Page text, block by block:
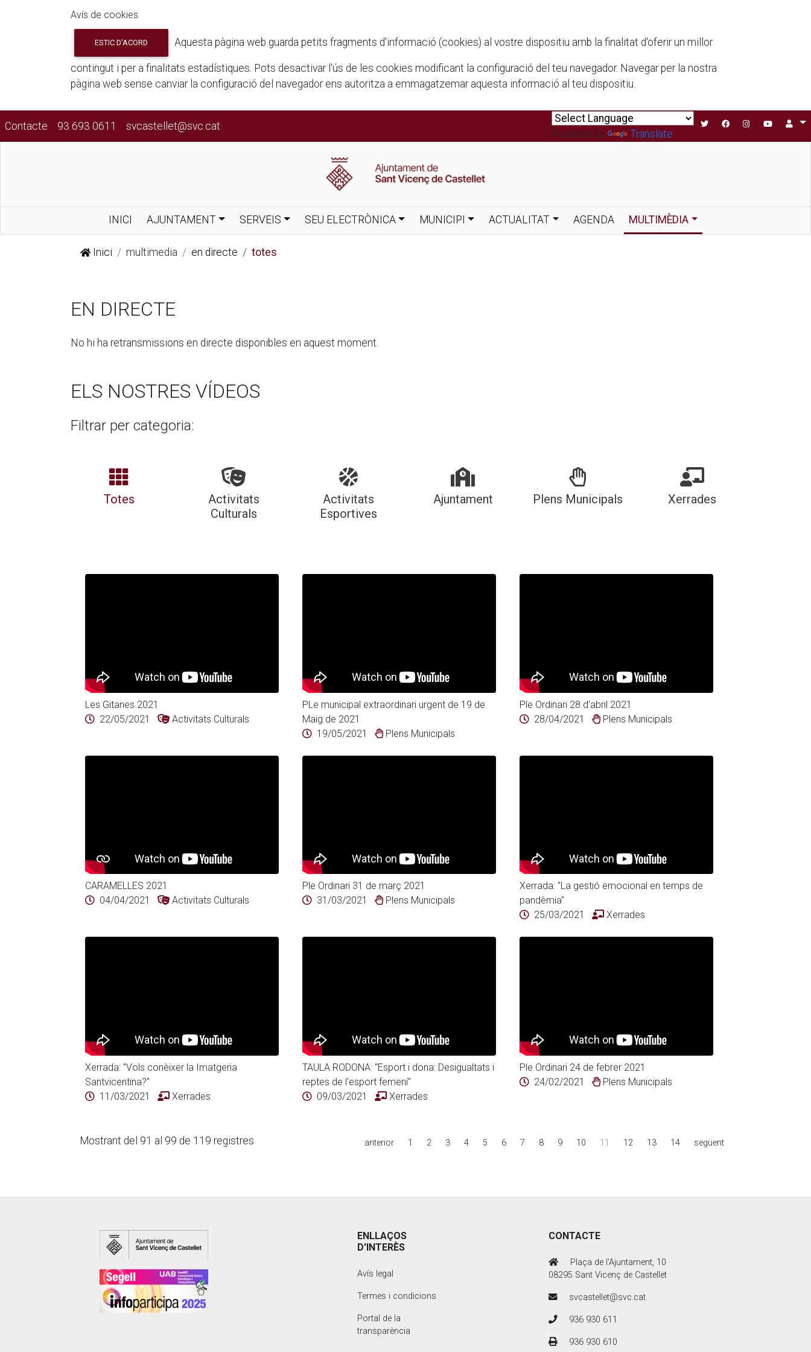
Avís de cookies
ESTIC D'ACORD Aquesta pàgina web guarda petits fragments d'informació (cookies) al vostre dispositiu amb la finalitat d'oferir un millor
contingut i per a finalitats estadístiques. Pots desactivar l'ús de les cookies modificant la configuració del teu navegador. Navegar per la nostra
pàgina web sense canviar la configuració del navegador ens autoritza a emmagatzemar aquesta informació al teu dispositiu.
Contacte 93 693 0611 svcastellet@svc.cat
Powered by Translate
INICI AJUNTAMENT SERVEIS SEU ELECTRÒNICA MUNICIPI ACTUALITAT AGENDA MULTIMÈDIA
Inici multimedia en directe totes
EN DIRECTE
No hi ha retransmissions en directe disponibles en aquest moment.
ELS NOSTRES VÍDEOS
Filtrar per categoria:
Totes
Activitats
Culturals
Activitats
Esportives
Ajuntament Plens Municipals Xerrades
Les Gitanes 2021
22/05/2021
Activitats Culturals
PLe municipal extraordinari urgent de 19 de
Maig de 2021
19/05/2021
Plens Municipals
Ple Ordinari 28 d'abril 2021
28/04/2021
Plens Municipals
CARAMELLES 2021
04/04/2021
Activitats Culturals
Ple Ordinari 31 de març 2021
31/03/2021
Plens Municipals
Xerrada: "La gestió emocional en temps de
pandèmia"
25/03/2021
Xerrades
Xerrada: "Vols conèixer la Imatgeria
Santvicentina?"
11/03/2021
Xerrades
TAULA RODONA: "Esport i dona: Desigualtats i
reptes de l'esport femení"
09/03/2021
Xerrades
Ple Ordinari 24 de febrer 2021
24/02/2021
Plens Municipals
Mostrant del 91 al 99 de 119 registres anterior 1 2 3 4 5 6 7 8 9 10 11 12 13 14 següent
ENLLAÇOS
D'INTERÈS
Avís legal
Termes i condicions
Portal de la
transparència
CONTACTE
Plaça de l'Ajuntament, 10
08295 Sant Vicenç de Castellet
svcastellet@svc.cat
936 930 611
936 930 610